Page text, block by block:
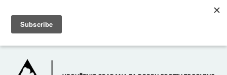
POČETNA O NAMA